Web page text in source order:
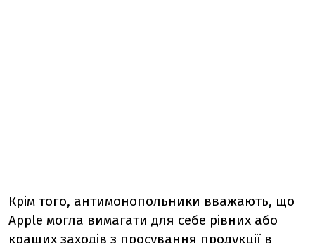
Крім того, антимонопольники вважають, що
Apple могла вимагати для себе рівних або
кращих заходів з просування продукції в